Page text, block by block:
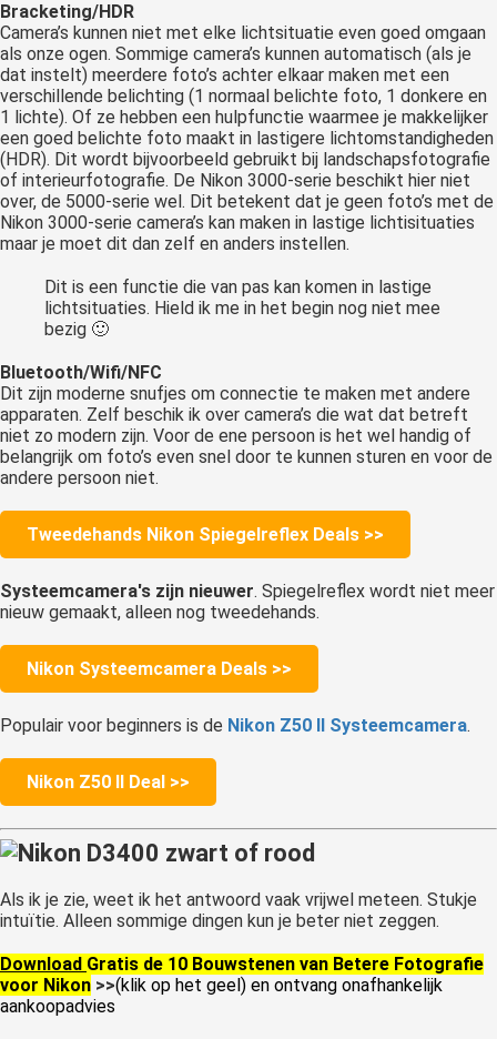
Bracketing/HDR
Camera’s kunnen niet met elke lichtsituatie even goed omgaan
als onze ogen. Sommige camera’s kunnen automatisch (als je
dat instelt) meerdere foto’s achter elkaar maken met een
verschillende belichting (1 normaal belichte foto, 1 donkere en
1 lichte). Of ze hebben een hulpfunctie waarmee je makkelijker
een goed belichte foto maakt in lastigere lichtomstandigheden
(HDR). Dit wordt bijvoorbeeld gebruikt bij landschapsfotografie
of interieurfotografie. De Nikon 3000-serie beschikt hier niet
over, de 5000-serie wel. Dit betekent dat je geen foto’s met de
Nikon 3000-serie camera’s kan maken in lastige lichtisituaties
maar je moet dit dan zelf en anders instellen.
Dit is een functie die van pas kan komen in lastige
lichtsituaties. Hield ik me in het begin nog niet mee
bezig 🙂
Bluetooth/Wifi/NFC
Dit zijn moderne snufjes om connectie te maken met andere
apparaten. Zelf beschik ik over camera’s die wat dat betreft
niet zo modern zijn. Voor de ene persoon is het wel handig of
belangrijk om foto’s even snel door te kunnen sturen en voor de
andere persoon niet.
Tweedehands Nikon Spiegelreflex Deals >>
Systeemcamera's zijn nieuwer. Spiegelreflex wordt niet meer
nieuw gemaakt, alleen nog tweedehands.
Nikon Systeemcamera Deals >>
Populair voor beginners is de Nikon Z50 II Systeemcamera.
Nikon Z50 II Deal >>
Als ik je zie, weet ik het antwoord vaak vrijwel meteen. Stukje
intuïtie. Alleen sommige dingen kun je beter niet zeggen.
Download Gratis de 10 Bouwstenen van Betere Fotografie
voor Nikon >>(klik op het geel) en ontvang onafhankelijk
aankoopadvies